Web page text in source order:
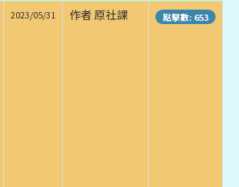
2023/05/31 作者 原社課 點擊數: 653